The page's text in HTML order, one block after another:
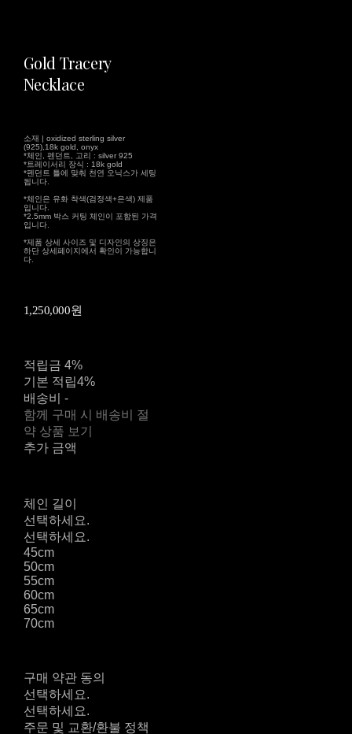
Gold Tracery
Necklace
소재 | oxidized sterling silver
(925),18k gold, onyx
*체인, 펜던트, 고리 : silver 925
*트레이서리 장식 : 18k gold
*펜던트 틀에 맞춰 천연 오닉스가 세팅
됩니다.
*체인은 유화 착색(검정색+은색) 제품
입니다.
*2.5mm 박스 커팅 체인이 포함된 가격
입니다.
*제품 상세 사이즈 및 디자인의 상징은
하단 상세페이지에서 확인이 가능합니
다.
1,250,000원
적립금 4%
기본 적립4%
배송비 -
함께 구매 시 배송비 절
약 상품 보기
추가 금액
체인 길이
선택하세요.
선택하세요.
45cm
50cm
55cm
60cm
65cm
70cm
구매 약관 동의
선택하세요.
선택하세요.
주문 및 교환/환불 정책